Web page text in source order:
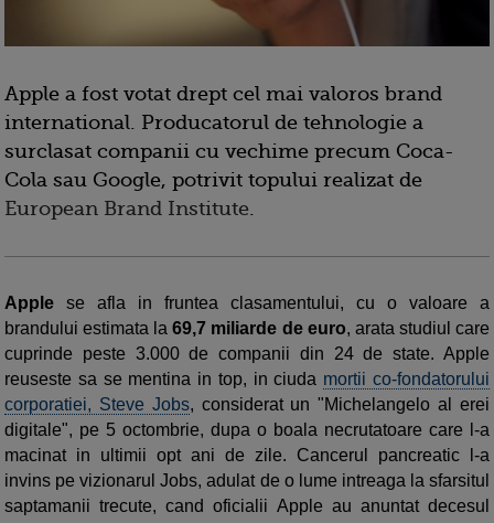
Apple a fost votat drept cel mai valoros brand
international. Producatorul de tehnologie a
surclasat companii cu vechime precum Coca-
Cola sau Google, potrivit topului realizat de
European Brand Institute.
Apple se afla in fruntea clasamentului, cu o valoare a
brandului estimata la 69,7 miliarde de euro, arata studiul care
cuprinde peste 3.000 de companii din 24 de state. Apple
reuseste sa se mentina in top, in ciuda mortii co-fondatorului
corporatiei, Steve Jobs, considerat un "Michelangelo al erei
digitale", pe 5 octombrie, dupa o boala necrutatoare care l-a
macinat in ultimii opt ani de zile. Cancerul pancreatic l-a
invins pe vizionarul Jobs, adulat de o lume intreaga la sfarsitul
saptamanii trecute, cand oficialii Apple au anuntat decesul